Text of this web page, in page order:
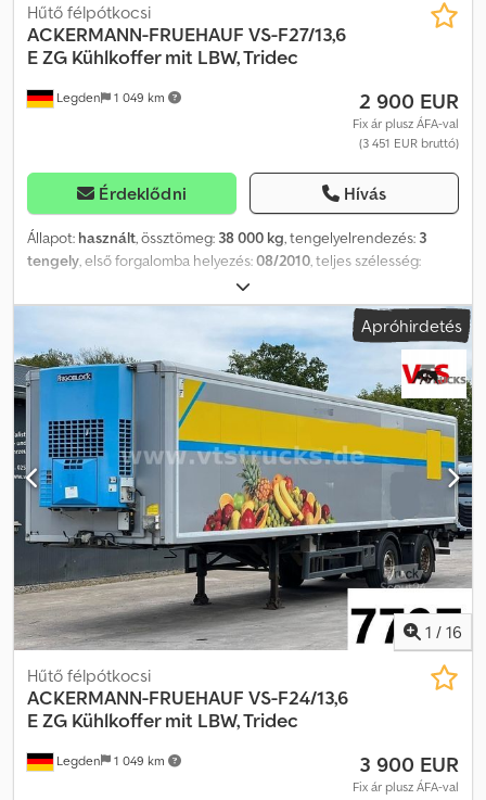
Legden 1 049 km
Hűtő félpótkocsi
ACKERMANN-FRUEHAUF VS-F27/13,6
E ZG Kühlkoffer mit LBW, Tridec
2 900 EUR
Fix ár plusz ÁFA-val
(3 451 EUR bruttó)
Érdeklődni Hívás
Állapot: használt, össztömeg: 38 000 kg, tengelyelrendezés: 3
tengely, első forgalomba helyezés:08/2010, teljes szélesség:
3 850 mm
Tridec * Emelőhátfal (Ladebordwand) * Emelő tengely (Liftachse)
* Frigoblock HK 25 hűtőaggregát * EuroScan rendszer ----Belső
járműszám: 7693----A változtatás és közbenső értékesítés jogát
fenntartjuk. Dwedpfsllr Naox Adxsa WhatsApp ügyfélszolgálat
elérhető! Járművel kapcsolatos kérdések vagy további
információk esetén kényelmesen írjon nekünk WhatsApp-on
WhatsApp WhatsApp
Apróhirdetés
1 / 16
Legden 1 049 km
Hűtő félpótkocsi
ACKERMANN-FRUEHAUF VS-F24/13,6
E ZG Kühlkoffer mit LBW, Tridec
3 900 EUR
Fix ár plusz ÁFA-val